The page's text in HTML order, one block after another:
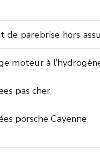
de parebrise hors
moteur à
pas cher
porsche Cayenne